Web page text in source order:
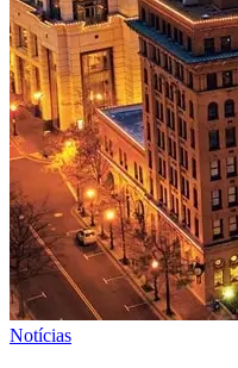
Notícias